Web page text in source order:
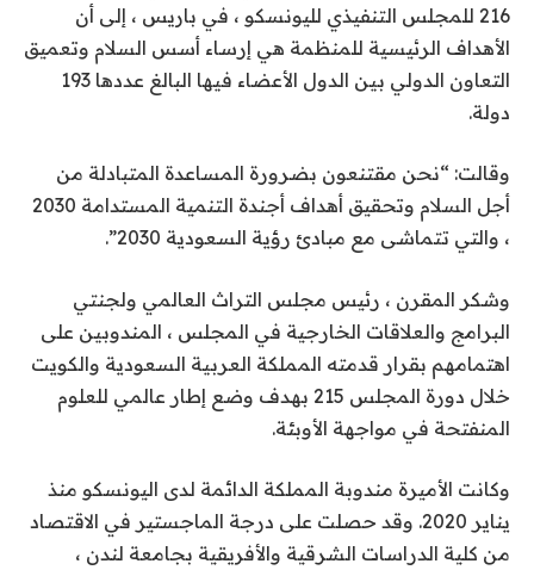
216 للمجلس التنفيذي لليونسكو ، في باريس ، إلى أن
الأهداف الرئيسية للمنظمة هي إرساء أسس السلام وتعميق
التعاون الدولي بين الدول الأعضاء فيها البالغ عددها 193
دولة.
وقالت: “نحن مقتنعون بضرورة المساعدة المتبادلة من
أجل السلام وتحقيق أهداف أجندة التنمية المستدامة 2030
، والتي تتماشى مع مبادئ رؤية السعودية 2030”.
وشكر المقرن ، رئيس مجلس التراث العالمي ولجنتي
البرامج والعلاقات الخارجية في المجلس ، المندوبين على
اهتمامهم بقرار قدمته المملكة العربية السعودية والكويت
خلال دورة المجلس 215 بهدف وضع إطار عالمي للعلوم
المنفتحة في مواجهة الأوبئة.
وكانت الأميرة مندوبة المملكة الدائمة لدى اليونسكو منذ
يناير 2020. وقد حصلت على درجة الماجستير في الاقتصاد
من كلية الدراسات الشرقية والأفريقية بجامعة لندن ،